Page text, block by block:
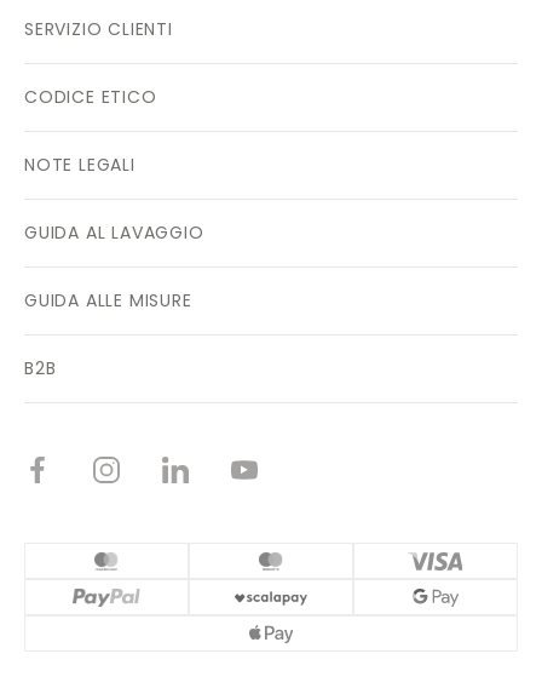
SERVIZIO CLIENTI
CODICE ETICO
NOTE LEGALI
GUIDA AL LAVAGGIO
GUIDA ALLE MISURE
B2B